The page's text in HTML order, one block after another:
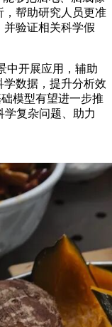
，帮助研究人员更准
验证相关科学假
中开展应用，辅助
数据，提升分析效
模型有望进一步推
复杂问题、助力